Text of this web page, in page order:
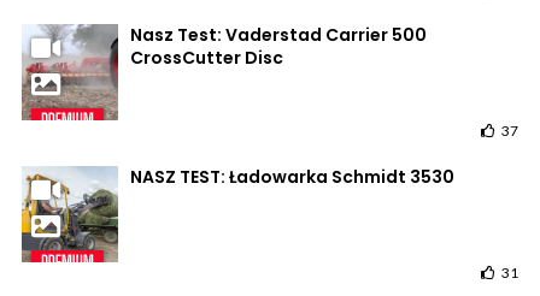
Nasz Test: Vaderstad Carrier 500
CrossCutter Disc
37
NASZ TEST: Ładowarka Schmidt 3530
31